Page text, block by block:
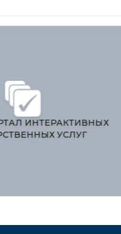
ПАЛАТА
РЕСПУБЛИКИ